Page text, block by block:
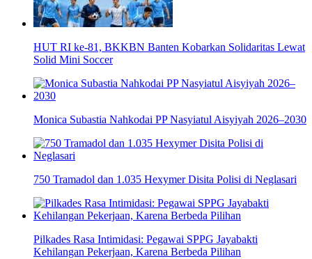
HUT RI ke-81, BKKBN Banten Kobarkan Solidaritas Lewat
Solid Mini Soccer
Monica Subastia Nahkodai PP Nasyiatul Aisyiyah 2026–2030
750 Tramadol dan 1.035 Hexymer Disita Polisi di Neglasari
Pilkades Rasa Intimidasi: Pegawai SPPG Jayabakti
Kehilangan Pekerjaan, Karena Berbeda Pilihan